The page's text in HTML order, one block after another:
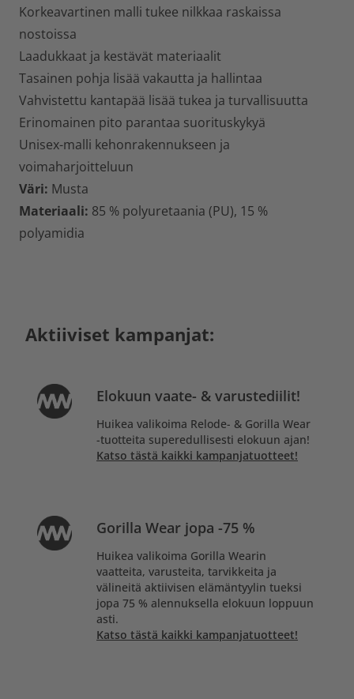
Korkeavartinen malli tukee nilkkaa raskaissa
nostoissa
Laadukkaat ja kestävät materiaalit
Tasainen pohja lisää vakautta ja hallintaa
Vahvistettu kantapää lisää tukea ja turvallisuutta
Erinomainen pito parantaa suorituskykyä
Unisex-malli kehonrakennukseen ja
voimaharjoitteluun
Väri: Musta
Materiaali: 85 % polyuretaania (PU), 15 %
polyamidia
Aktiiviset kampanjat:
Elokuun vaate- & varustediilit!
Huikea valikoima Relode- & Gorilla Wear
-tuotteita superedullisesti elokuun ajan!
Katso tästä kaikki kampanjatuotteet!
Gorilla Wear jopa -75 %
Huikea valikoima Gorilla Wearin
vaatteita, varusteita, tarvikkeita ja
välineitä aktiivisen elämäntyylin tueksi
jopa 75 % alennuksella elokuun loppuun
asti.
Katso tästä kaikki kampanjatuotteet!